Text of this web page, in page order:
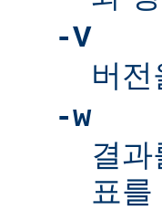
-V
버
-w
결
표